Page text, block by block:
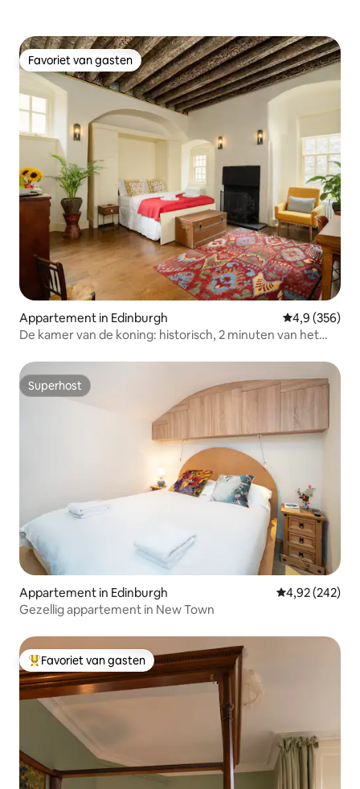
Favoriet van gasten
Favoriet van gasten
Appartement in Edinburgh Gemiddelde
4,9 (356)
De kamer van de koning: historisch, 2 minuten van het
Superhost
Superhost
Appartement in Edinburgh Gemiddelde
4,92 (242)
Gezellig appartement in New Town
Topfavoriet van gasten
Favoriet van gasten